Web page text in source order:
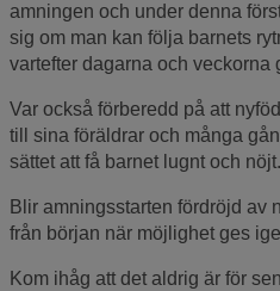
amningen och under denna
sig om man kan följa barnets
vartefter dagarna och veckorna
Var också förberedd på att
till sina föräldrar och många
sättet att få barnet lugnt och nöjt.
Blir amningsstarten fördröjd av
från början när möjlighet ges
Kom ihåg att det aldrig är för